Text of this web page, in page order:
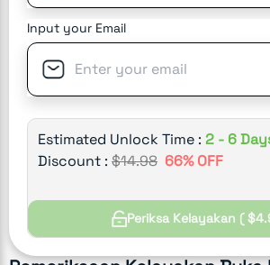
Input your Email
Estimated Unlock Time : 2 - 6
Discount : $14.98 66% OFF
Periksa Kelayakan (